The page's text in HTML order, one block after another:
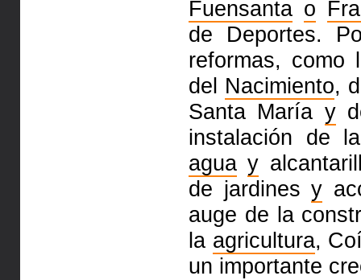
Fuensanta o
de Deportes.
reformas,
del Nacimiento,
Santa María y
instalación de
agua y
de jardinesy
auge de la
la agricultura,
un importante